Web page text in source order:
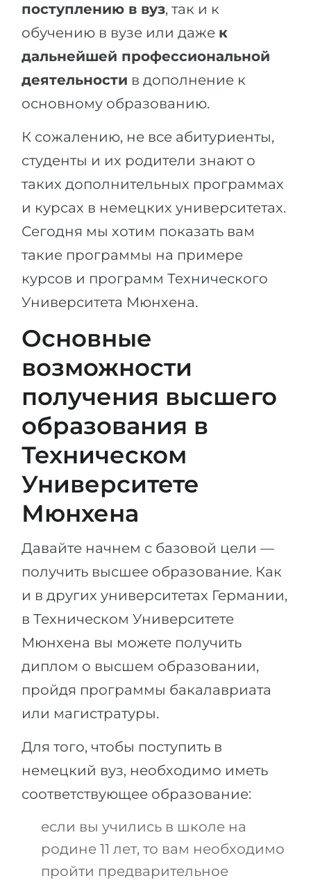
поступлению в вуз, так и к
обучению в вузе или даже к
дальнейшей профессиональной
деятельности в дополнение к
основному образованию.
К сожалению, не все абитуриенты,
студенты и их родители знают о
таких дополнительных программах
и курсах в немецких университетах.
Сегодня мы хотим показать вам
такие программы на примере
курсов и программ Технического
Университета Мюнхена.
Основные
возможности
получения высшего
образования в
Техническом
Университете
Мюнхена
Давайте начнем с базовой цели —
получить высшее образование. Как
и в других университетах Германии,
в Техническом Университете
Мюнхена вы можете получить
диплом о высшем образовании,
пройдя программы бакалавриата
или магистратуры.
Для того, чтобы поступить в
немецкий вуз, необходимо иметь
соответствующее образование:
если вы учились в школе на
родине 11 лет, то вам необходимо
пройти предварительное